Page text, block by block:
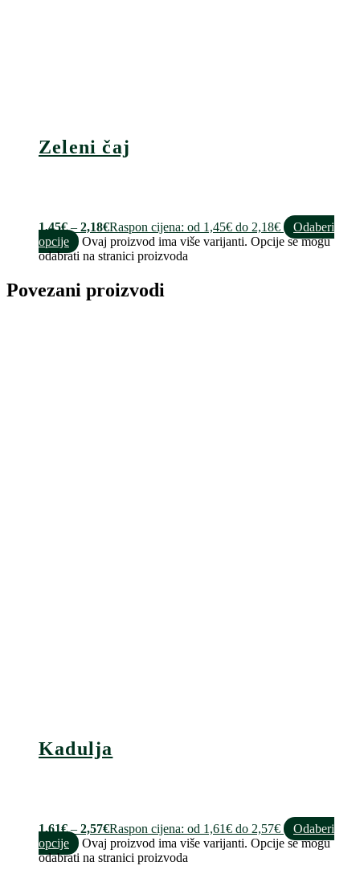
Zeleni čaj
1,45€ – 2,18€Raspon cijena: od 1,45€ do 2,18€
Odaberi
opcije
Ovaj proizvod ima više varijanti. Opcije se mogu
odabrati na stranici proizvoda
Povezani proizvodi
Kadulja
1,61€ – 2,57€Raspon cijena: od 1,61€ do 2,57€
Odaberi
opcije
Ovaj proizvod ima više varijanti. Opcije se mogu
odabrati na stranici proizvoda